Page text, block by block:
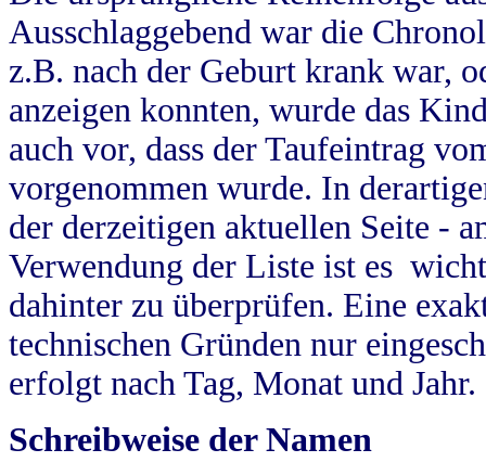
Ausschlaggebend war die
z.B. nach der Geburt krank war,
anzeigen konnten, wurde das
auch vor, dass der Taufeintrag
vorgenommen wurde. In
der derzeitigen aktuellen Seite -
Verwendung der Liste ist es
dahinter zu überprüfen. Eine
technischen Gründen nur
erfolgt nach Tag, Monat und Jahr.
Schreibweise der Namen